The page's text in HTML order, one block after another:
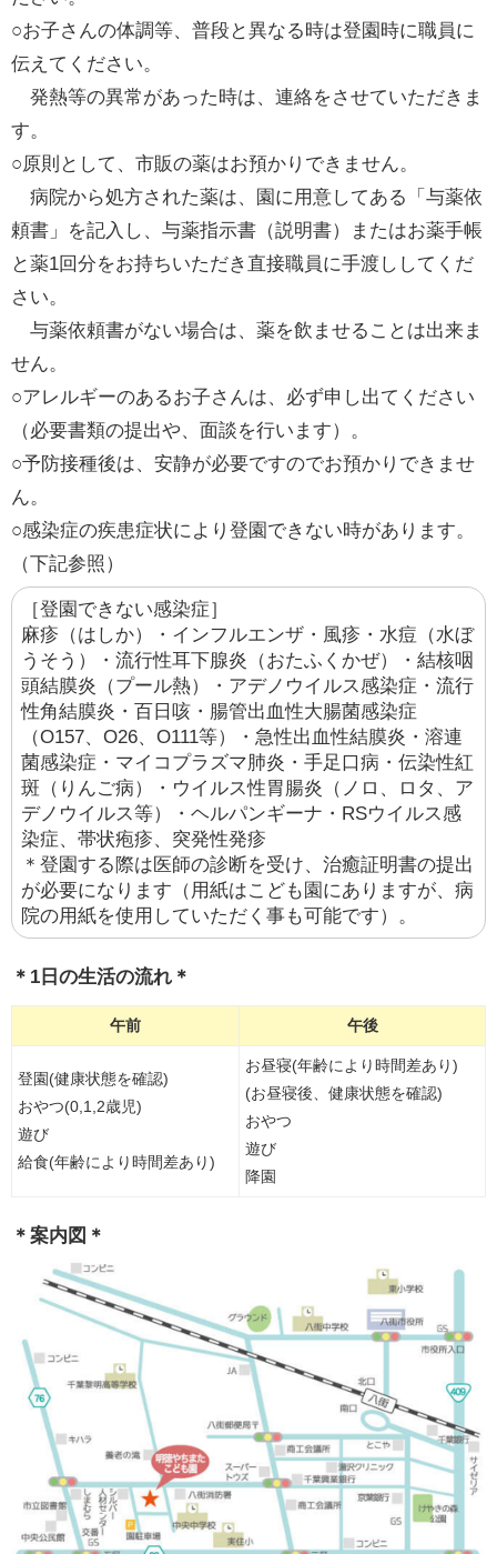
○お子さんの体調等、普段と異なる時は登園時に職員に
伝えてください。
発熱等の異常があった時は、連絡をさせていただきま
す。
○原則として、市販の薬はお預かりできません。
病院から処方された薬は、園に用意してある「与薬依
頼書」を記入し、与薬指示書（説明書）またはお薬手帳
と薬1回分をお持ちいただき直接職員に手渡ししてくだ
さい。
与薬依頼書がない場合は、薬を飲ませることは出来ま
せん。
○アレルギーのあるお子さんは、必ず申し出てください
（必要書類の提出や、面談を行います）。
○予防接種後は、安静が必要ですのでお預かりできませ
ん。
○感染症の疾患症状により登園できない時があります。
（下記参照）
［登園できない感染症］
麻疹（はしか）・インフルエンザ・風疹・水痘（水ぼ
うそう）・流行性耳下腺炎（おたふくかぜ）・結核咽
頭結膜炎（プール熱）・アデノウイルス感染症・流行
性角結膜炎・百日咳・腸管出血性大腸菌感染症
（O157、O26、O111等）・急性出血性結膜炎・溶連
菌感染症・マイコプラズマ肺炎・手足口病・伝染性紅
斑（りんご病）・ウイルス性胃腸炎（ノロ、ロタ、ア
デノウイルス等）・ヘルパンギーナ・RSウイルス感
染症、帯状疱疹、突発性発疹
＊登園する際は医師の診断を受け、治癒証明書の提出
が必要になります（用紙はこども園にありますが、病
院の用紙を使用していただく事も可能です）。
＊1日の生活の流れ＊
午前 午後
登園(健康状態を確認)
おやつ(0,1,2歳児)
遊び
給食(年齢により時間差あり)
お昼寝(年齢により時間差あり)
(お昼寝後、健康状態を確認)
おやつ
遊び
降園
＊案内図＊